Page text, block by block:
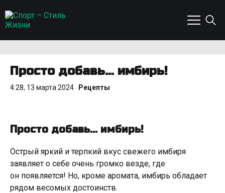
Просто добавь… имбирь!
4:28, 13 марта 2024 Рецепты
Просто добавь… имбирь!
Острый яркий и терпкий вкус свежего имбиря
заявляет о себе очень громко везде, где
он появляется! Но, кроме аромата, имбирь обладает
рядом весомых достоинств.